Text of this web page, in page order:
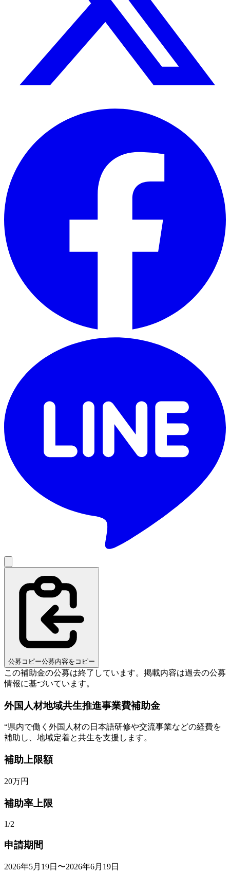
公募コピー公募内容をコピー
この補助金の公募は終了しています。 掲載内容は過去の公募
情報に基づいています。
外国人材地域共生推進事業費補助金
“県内で働く外国人材の日本語研修や交流事業などの経費を
補助し、地域定着と共生を支援します。
補助上限額
20万円
補助率上限
1/2
申請期間
2026年5月19日〜2026年6月19日